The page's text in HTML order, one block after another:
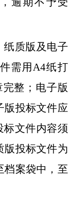
纸质版及电子
需用A4纸打
整；电子版
版投标文件应
标文件内容须
版投标文件为
档案袋中，至